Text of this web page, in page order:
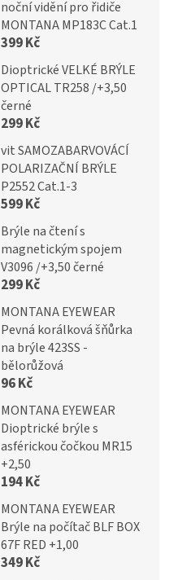
noční vidění pro řidiče
MONTANA MP183C Cat.1
399 Kč
Dioptrické VELKÉ BRÝLE
OPTICAL TR258 /+3,50
černé
299 Kč
vit SAMOZABARVOVÁCÍ
POLARIZAČNÍ BRÝLE
P2552 Cat.1-3
599 Kč
Brýle na čtení s
magnetickým spojem
V3096 /+3,50 černé
299 Kč
MONTANA EYEWEAR
Pevná korálková šňůrka
na brýle 423SS -
bělorůžová
96 Kč
MONTANA EYEWEAR
Dioptrické brýle s
asférickou čočkou MR15
+2,50
194 Kč
MONTANA EYEWEAR
Brýle na počítač BLF BOX
67F RED +1,00
349 Kč